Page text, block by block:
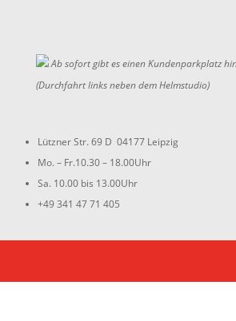
Ab sofort gibt es einen Kundenparkplatz
(Durchfahrt links neben dem Helmstudio)
Lützner Str. 69 D 04177 Leipzig
Mo. – Fr.10.30 – 18.00Uhr
Sa. 10.00 bis 13.00Uhr
+49 341 47 71 405